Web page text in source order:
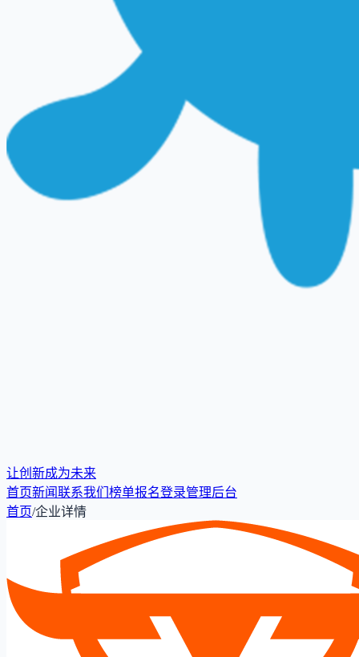
让创新成为未来
首页新闻联系我们 榜单报名登录管理后台
首页/企业详情